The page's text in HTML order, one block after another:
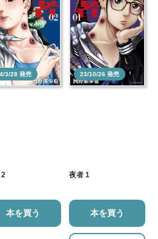
3/28 発売
2
本を買う
23/10/26 発売
夜者 1
本を買う